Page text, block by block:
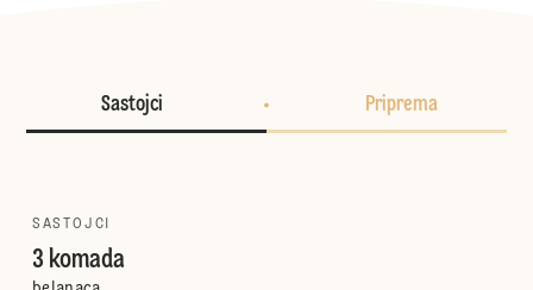
Sastojci Priprema
SASTOJCI
3 komada